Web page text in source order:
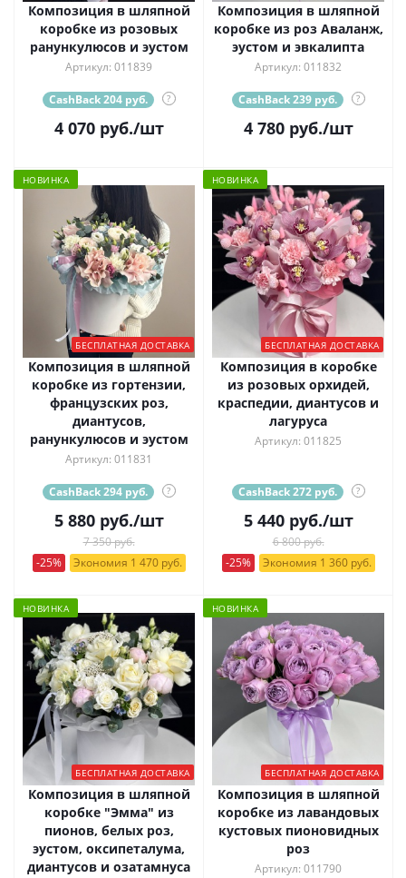
Композиция в шляпной
коробке из розовых
ранункулюсов и эустом
Артикул: 011839
CashBack 204 руб. ?
4 070руб./шт
Композиция в шляпной
коробке из роз Аваланж,
эустом и эвкалипта
Артикул: 011832
CashBack 239 руб. ?
4 780руб./шт
НОВИНКА
БЕСПЛАТНАЯ ДОСТАВКА
Композиция в шляпной
коробке из гортензии,
французских роз,
диантусов,
ранункулюсов и эустом
Артикул: 011831
CashBack 294 руб. ?
5 880руб./шт
7 350 руб.
-25%
Экономия 1 470 руб.
НОВИНКА
БЕСПЛАТНАЯ ДОСТАВКА
Композиция в коробке
из розовых орхидей,
краспедии, диантусов и
лагуруса
Артикул: 011825
CashBack 272 руб. ?
5 440руб./шт
6 800 руб.
-25%
Экономия 1 360 руб.
НОВИНКА
БЕСПЛАТНАЯ ДОСТАВКА
Композиция в шляпной
коробке "Эмма" из
пионов, белых роз,
эустом, оксипеталума,
диантусов и озатамнуса
НОВИНКА
БЕСПЛАТНАЯ ДОСТАВКА
Композиция в шляпной
коробке из лавандовых
кустовых пионовидных
роз
Артикул: 011790